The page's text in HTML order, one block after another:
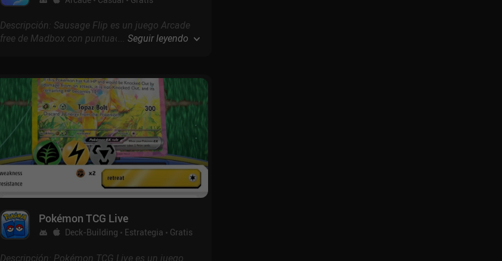
Descripción: Sausage Flip es un juego Arcade
free de Madbox con puntuación de 4.5 en
... Seguir leyendo
Pokémon TCG Live
Deck-Building Estrategia Gratis
Descripción: Pokémon TCG Live es un juego